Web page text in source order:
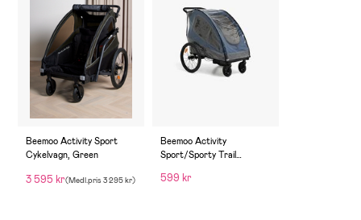
Beemoo Activity Sport
Cykelvagn, Green
3 595 kr(Medl.pris 3 295 kr)
Beemoo Activity
Sport/Sporty Trail
599 kr